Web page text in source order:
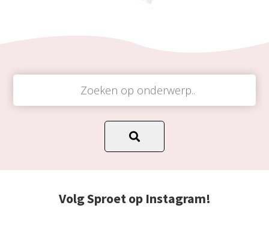
Volg Sproet op Instagram!